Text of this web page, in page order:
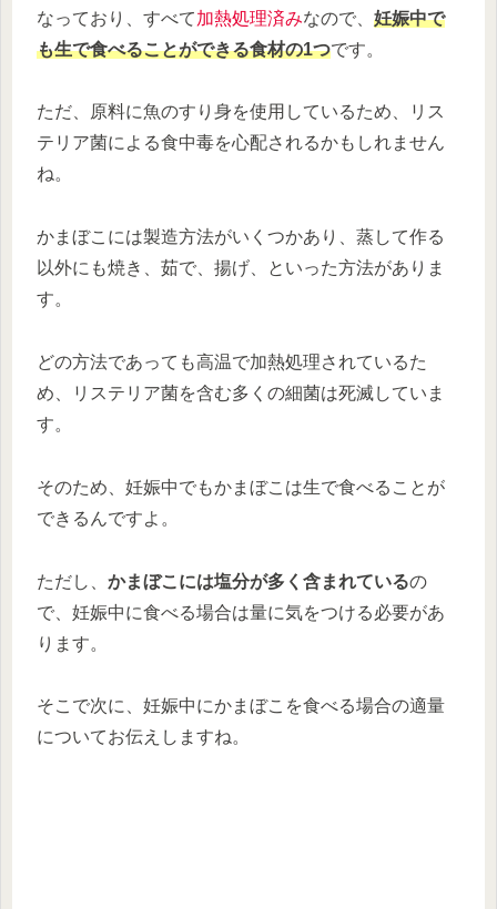
なっており、すべて加熱処理済みなので、 妊娠中で
も生で食べることができる食材の1つです。
ただ、原料に魚のすり身を使用しているため、リス
テリア菌による食中毒を心配されるかもしれません
ね。
かまぼこには製造方法がいくつかあり、蒸して作る
以外にも焼き、茹で、揚げ、といった方法がありま
す。
どの方法であっても高温で加熱処理されているた
め、リステリア菌を含む多くの細菌は死滅していま
す。
そのため、妊娠中でもかまぼこは生で食べることが
できるんですよ。
ただし、 かまぼこには塩分が多く含まれているの
で、妊娠中に食べる場合は量に気をつける必要があ
ります。
そこで次に、妊娠中にかまぼこを食べる場合の適量
についてお伝えしますね。